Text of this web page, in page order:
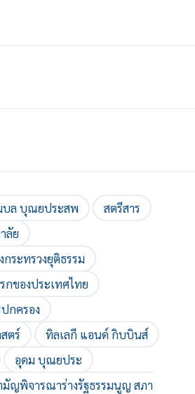
ล บุณยประสพ
สตรีสาร
ลัย
ระทรวงยุติธรรม
ของประเทศไทย
กครอง
ตร์
ทิลเลกี แอนด์ กิบบินส์
อุดม บุณยประ
ญพิจารณาร่างรัฐธรรมนูญ สภา